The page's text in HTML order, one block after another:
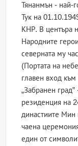
Тянанмън - най-
Тук на
КНР. В центъра
Народните
северната му
(Портата на
главен вход
„Забранен
резиденция на
династиите
чаена
един от